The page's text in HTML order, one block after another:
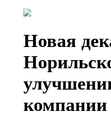
Новая
компании